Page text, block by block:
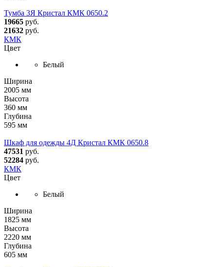
Тумба 3Я Кристал КМК 0650.2
19665 руб.
21632 руб.
КМК
Цвет
Белый
Ширина
2005 мм
Высота
360 мм
Глубина
595 мм
Шкаф для одежды 4Д Кристал КМК 0650.8
47531 руб.
52284 руб.
КМК
Цвет
Белый
Ширина
1825 мм
Высота
2220 мм
Глубина
605 мм